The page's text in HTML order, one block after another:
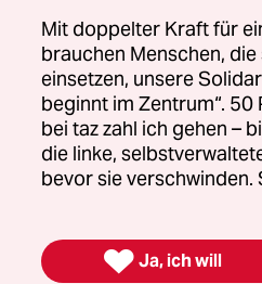
denkt. Ich habe
Kindheit. Die sind
negative Dinge wie:
hast du schon wieder
Aber in dem Moment,
Mit doppelter Kraft für
brauchen Menschen,
einsetzen, unsere
beginnt im Zentrum“.
bei taz zahl ich gehen –
die linke,
bevor sie verschwinden.
 Ja, ich will